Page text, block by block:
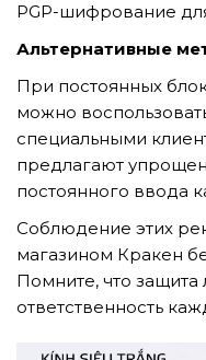
PGP-шифрование
Альтернативные
При постоянных
можно
специальными
предлагают
постоянного ввода
Соблюдение этих
магазином Кракен
Помните, что
ответственность